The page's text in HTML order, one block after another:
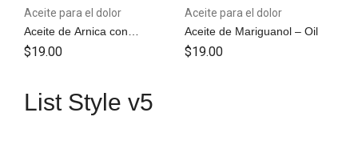
Aceite para el dolor
Aceite de Arnica con
Diclofenaco y Naproxeno –
Oil
$19.00
Aceite para el dolor
Aceite de Mariguanol – Oil
$19.00
List Style v5